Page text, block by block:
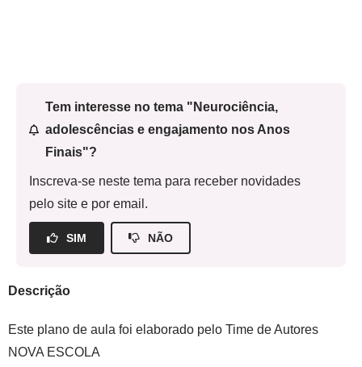
Tem interesse no tema "Neurociência,
adolescências e engajamento nos Anos
Finais"?
Inscreva-se neste tema para receber novidades
pelo site e por email.
SIM NÃO
Descrição
Este plano de aula foi elaborado pelo Time de Autores
NOVA ESCOLA